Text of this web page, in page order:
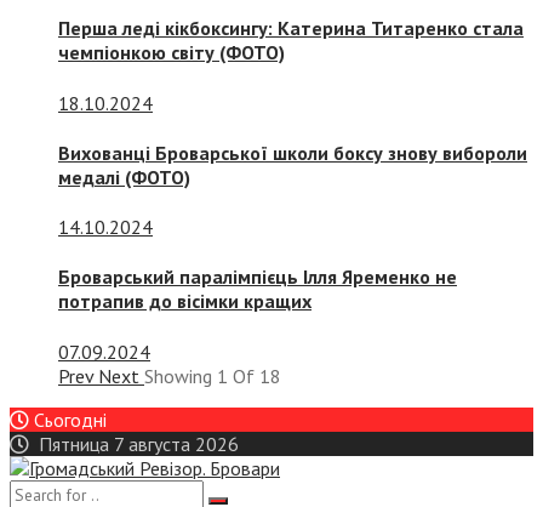
Перша леді кікбоксингу: Катерина Титаренко стала
чемпіонкою світу (ФОТО)
18.10.2024
Вихованці Броварської школи боксу знову вибороли
медалі (ФОТО)
14.10.2024
Броварський паралімпієць Ілля Яременко не
потрапив до вісімки кращих
07.09.2024
Prev Next Showing 1 Of 18
Сьогодні
Пятница 7 августа 2026